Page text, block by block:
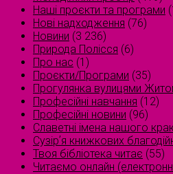
Наші проєкти та програми
Нові надходження (76)
Новини (3 236)
Природа Полісся (6)
Про нас (1)
Проєкти/Програми (35)
Прогулянка вулицями
Професійні навчання (12)
Професійні новини (96)
Славетні імена нашого
Сузірʼя книжкових
Твоя бібліотека читає (55)
Читаємо онлайн